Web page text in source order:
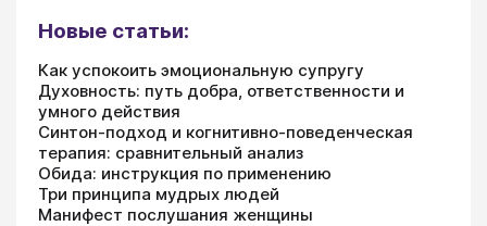
Новые статьи:
Как успокоить эмоциональную супругу
Духовность: путь добра, ответственности и
умного действия
Синтон-подход и когнитивно-поведенческая
терапия: сравнительный анализ
Обида: инструкция по применению
Три принципа мудрых людей
Манифест послушания женщины